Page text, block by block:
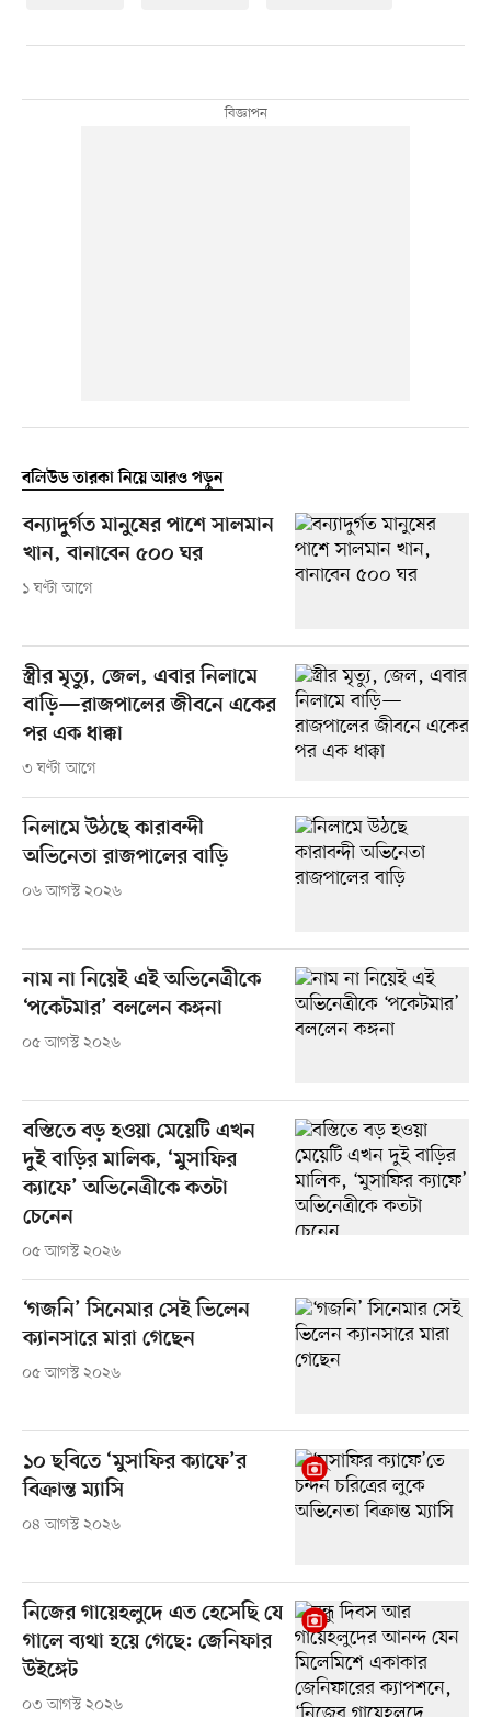
বলিউড তারকা নিয়ে আরও পড়ুন
বন্যাদুর্গত মানুষের পাশে সালমান
খান, বানাবেন ৫০০ ঘর
১ ঘণ্টা আগে
স্ত্রীর মৃত্যু, জেল, এবার নিলামে
বাড়ি—রাজপালের জীবনে একের
পর এক ধাক্কা
৩ ঘণ্টা আগে
নিলামে উঠছে কারাবন্দী
অভিনেতা রাজপালের বাড়ি
০৬ আগস্ট ২০২৬
নাম না নিয়েই এই অভিনেত্রীকে
‘পকেটমার’ বললেন কঙ্গনা
০৫ আগস্ট ২০২৬
বস্তিতে বড় হওয়া মেয়েটি এখন
দুই বাড়ির মালিক, ‘মুসাফির
ক্যাফে’ অভিনেত্রীকে কতটা
চেনেন
০৫ আগস্ট ২০২৬
‘গজনি’ সিনেমার সেই ভিলেন
ক্যানসারে মারা গেছেন
০৫ আগস্ট ২০২৬
১০ ছবিতে ‘মুসাফির ক্যাফে’র
বিক্রান্ত ম্যাসি
০৪ আগস্ট ২০২৬
নিজের গায়েহলুদে এত হেসেছি যে
গালে ব্যথা হয়ে গেছে: জেনিফার
উইঙ্গেট
০৩ আগস্ট ২০২৬